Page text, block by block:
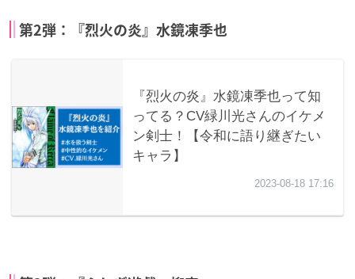
第2弾：『烈火の炎』水鏡凍季也